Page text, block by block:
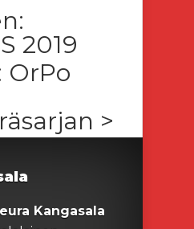
2019
OrPo
>
Kangasala